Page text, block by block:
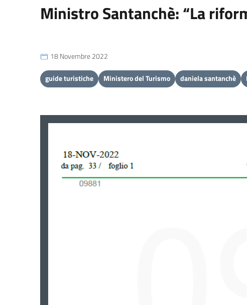
Ministro Santanchè: “La
18 Novembre 2022
guide turistiche Ministero del Turismo daniela santanchè